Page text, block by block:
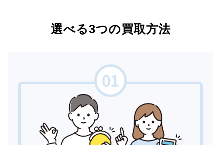
選べる3つの買取方法